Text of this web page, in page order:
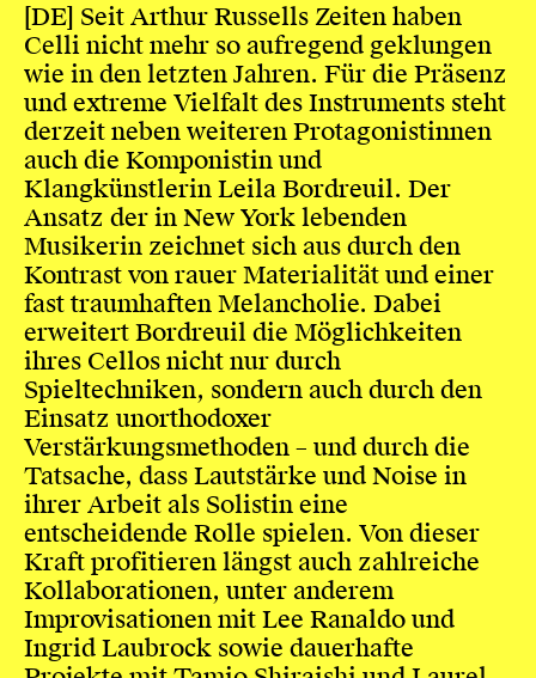
[DE] Seit Arthur Russells Zeiten haben
Celli nicht mehr so aufregend geklungen
wie in den letzten Jahren. Für die Präsenz
und extreme Vielfalt des Instruments steht
derzeit neben weiteren Protagonistinnen
auch die Komponistin und
Klangkünstlerin Leila Bordreuil. Der
Ansatz der in New York lebenden
Musikerin zeichnet sich aus durch den
Kontrast von rauer Materialität und einer
fast traumhaften Melancholie. Dabei
erweitert Bordreuil die Möglichkeiten
ihres Cellos nicht nur durch
Spieltechniken, sondern auch durch den
Einsatz unorthodoxer
Verstärkungsmethoden – und durch die
Tatsache, dass Lautstärke und Noise in
ihrer Arbeit als Solistin eine
entscheidende Rolle spielen. Von dieser
Kraft profitieren längst auch zahlreiche
Kollaborationen, unter anderem
Improvisationen mit Lee Ranaldo und
Ingrid Laubrock sowie dauerhafte